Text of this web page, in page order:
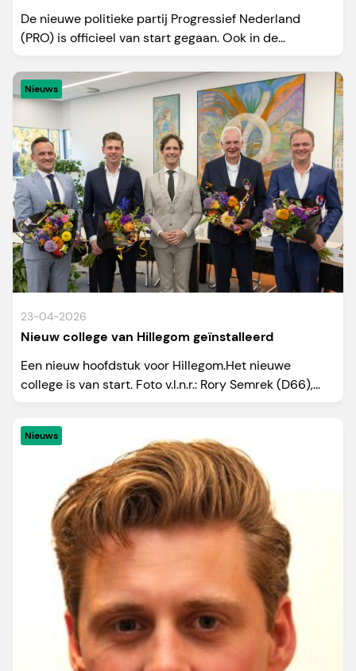
De nieuwe politieke partij Progressief Nederland
(PRO) is officieel van start gegaan. Ook in de...
Nieuws
23-04-2026
Nieuw college van Hillegom geïnstalleerd
Een nieuw hoofdstuk voor Hillegom.Het nieuwe
college is van start. Foto v.l.n.r.: Rory Semrek (D66),...
Nieuws